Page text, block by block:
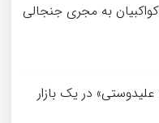
به مجری جنجالی
در یک بازار